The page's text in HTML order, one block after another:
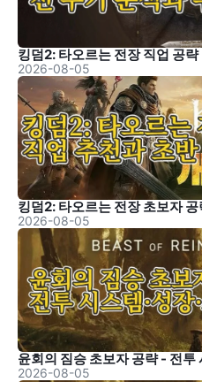
2026-08-05
2026-08-05
윤회의 짐승 초보자 공략 - 전투
2026-08-05